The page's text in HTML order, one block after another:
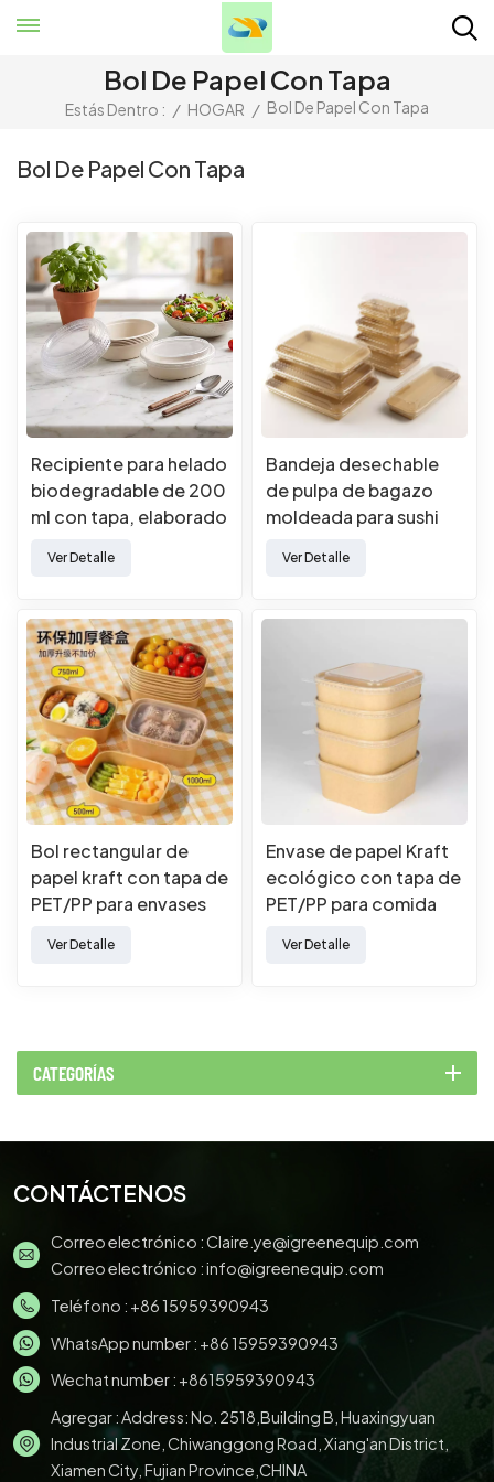
Bol De Papel Con Tapa
Estás Dentro : / HOGAR / Bol De Papel Con Tapa
Bol De Papel Con Tapa
Recipiente para helado
biodegradable de 200
ml con tapa, elaborado
de caña de azúcar.
Ver Detalle
Bandeja desechable
de pulpa de bagazo
moldeada para sushi
envases de comida
Ver Detalle
Bol rectangular de
papel kraft con tapa de
PET/PP para envases
Ver Detalle
Envase de papel Kraft
ecológico con tapa de
PET/PP para comida
Ver Detalle
CATEGORÍAS
CONTÁCTENOS
Correo electrónico :Claire.ye@igreenequip.com
Correo electrónico :info@igreenequip.com
Teléfono : +86 15959390943
WhatsApp number : +86 15959390943
Wechat number : +8615959390943
Agregar : Address: No. 2518,Building B, Huaxingyuan
Industrial Zone, Chiwanggong Road, Xiang'an District,
Xiamen City, Fujian Province,CHINA